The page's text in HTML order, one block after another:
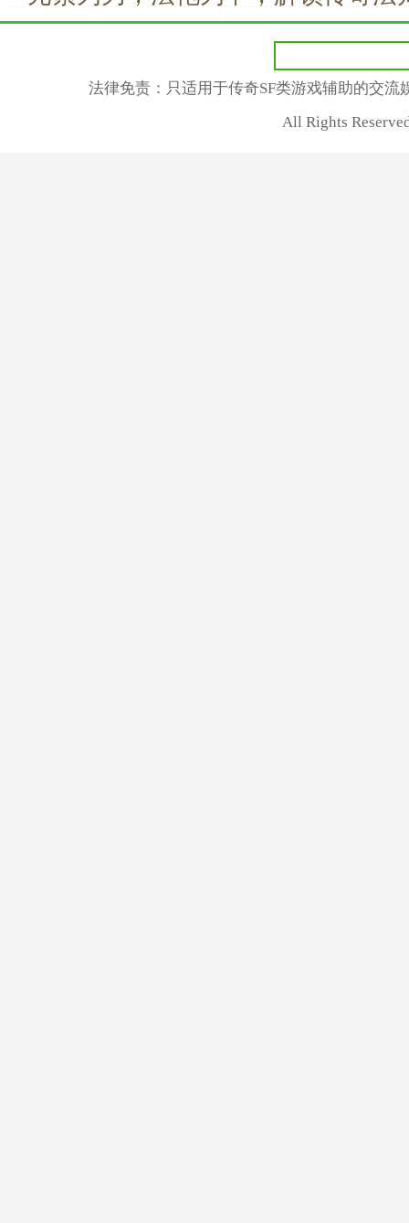
漫
法律免责：只适用于传奇SF类游戏辅助的交
All Rights